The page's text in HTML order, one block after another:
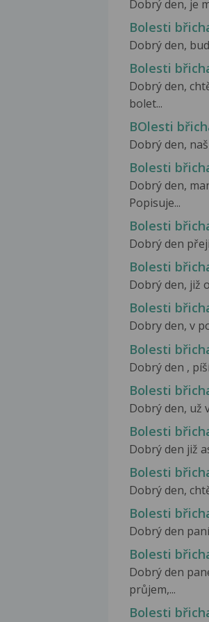
Dobrý den, je
Bolesti
Dobrý den,
Bolesti
Dobrý den,
bolet...
BOlesti
Dobrý den,
Bolesti
Dobrý den,
Popisuje...
Bolesti
Dobrý den
Bolesti
Dobrý den, již
Bolesti
Dobry den, v
Bolesti
Dobrý den ,
Bolesti
Dobrý den, už
Bolesti
Dobrý den již
Bolesti
Dobrý den,
Bolesti
Dobrý den
Bolesti
Dobrý den
průjem,...
Bolesti